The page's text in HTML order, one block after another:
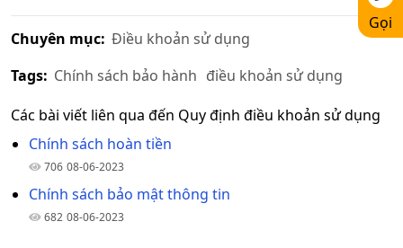
Chuyên mục: Điều khoản sử dụng
Tags: Chính sách bảo hành điều khoản sử dụng
Các bài viết liên qua đến Quy định điều khoản sử dụng
Chính sách hoàn tiền
706 08-06-2023
Chính sách bảo mật thông tin
682 08-06-2023
Gọi